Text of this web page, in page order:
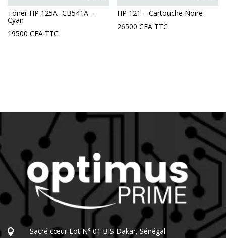
Toner HP 125A -CB541A –
Cyan
19500 CFA TTC
HP 121 – Cartouche Noire
26500CFA TTC
 Sacré cœur Lot N° 01 BIS Dakar, Sénégal